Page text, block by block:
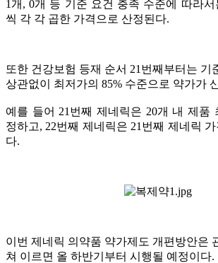
1개, 0개 등 기준 요건 충족 수준에 따라서
씩 각 각 곱한 가격으로 산정된다.
또한 건강보험 등재 순서 21번째부터는 기
상관없이 최저가의 85% 수준으로 약가가
예를 들어 21번째 제네릭은 20개 내 제품
정하고, 22번째 제네릭은 21번째 제네릭
다.
이번 제네릭 의약품 약가제도 개편방안은
쳐 이르면 올 하반기부터 시행될 예정이다.